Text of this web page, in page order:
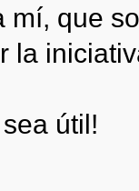
mí, que
la
útil!